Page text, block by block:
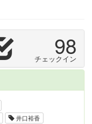
98
チェックイン
井口裕香